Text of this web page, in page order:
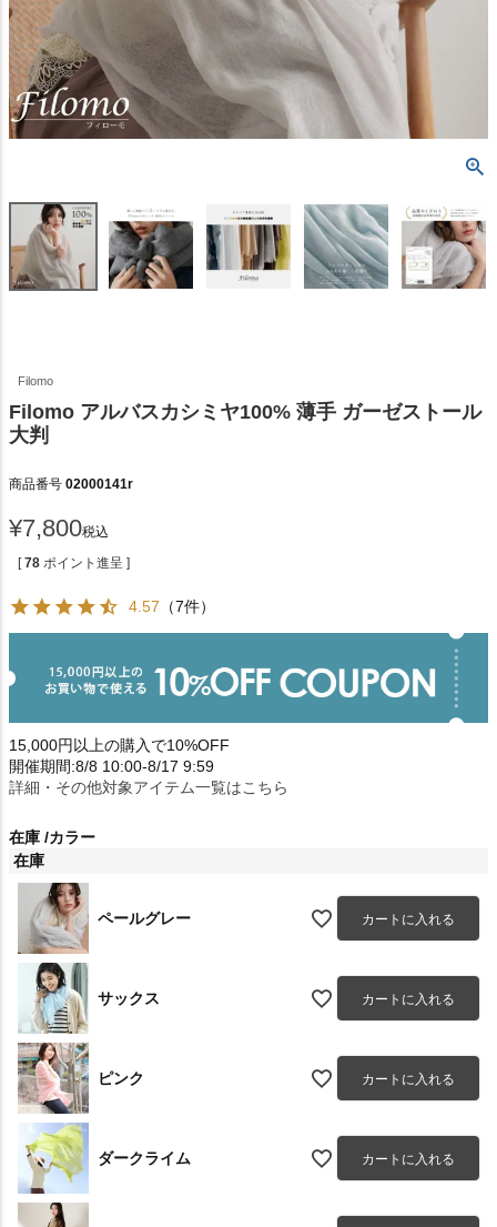
Filomo
Filomo アルバスカシミヤ100% 薄手 ガーゼストール
大判
商品番号 02000141r
¥7,800税込
[ 78 ポイント進呈 ]
4.57 （7件）
15,000円以上の購入で10%OFF
開催期間:8/8 10:00-8/17 9:59
詳細・その他対象アイテム一覧はこちら
在庫 カラー
在庫
ペールグレー カートに入れる
サックス カートに入れる
ピンク カートに入れる
ダークライム カートに入れる